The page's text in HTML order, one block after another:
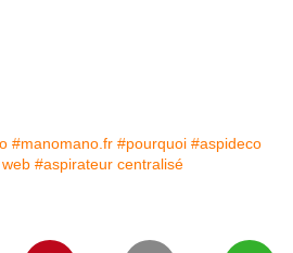
#manomano.fr #pourquoi #aspideco
#aspirateur centralisé